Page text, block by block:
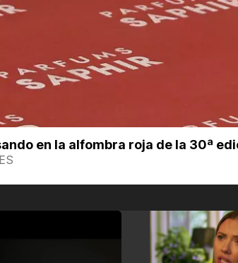
en la alfombra roja de la 30ª